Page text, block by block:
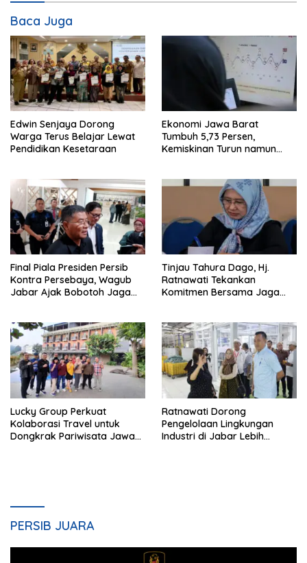
Baca Juga
Edwin Senjaya Dorong
Warga Terus Belajar Lewat
Pendidikan Kesetaraan
Ekonomi Jawa Barat
Tumbuh 5,73 Persen,
Kemiskinan Turun namun
Final Piala Presiden Persib
Kontra Persebaya, Wagub
Jabar Ajak Bobotoh Jaga
Tinjau Tahura Dago, Hj.
Ratnawati Tekankan
Komitmen Bersama Jaga
Lucky Group Perkuat
Kolaborasi Travel untuk
Dongkrak Pariwisata Jawa
Ratnawati Dorong
Pengelolaan Lingkungan
Industri di Jabar Lebih
PERSIB JUARA